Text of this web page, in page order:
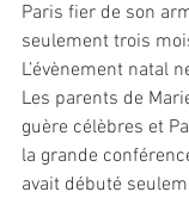
Paris fier de son
seulement trois
L’évènement natal
Les parents de
guère célèbres et
la grande
avait débuté